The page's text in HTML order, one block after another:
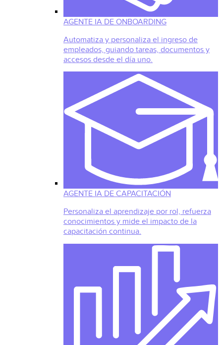
AGENTE IA DE ONBOARDING
Automatiza y personaliza el ingreso de
empleados, guiando tareas, documentos y
accesos desde el día uno.
AGENTE IA DE CAPACITACIÓN
Personaliza el aprendizaje por rol, refuerza
conocimientos y mide el impacto de la
capacitación continua.